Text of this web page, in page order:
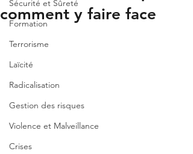
Sécurité et Sûreté
Formation
Terrorisme
Laïcité
Radicalisation
Gestion des risques
Violence et Malveillance
Crises
comment y faire face